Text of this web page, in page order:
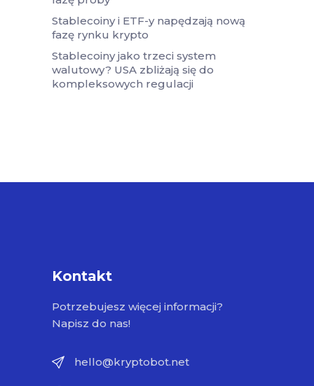
Stablecoiny i ETF-y napędzają nową
fazę rynku krypto
Stablecoiny jako trzeci system
walutowy? USA zbliżają się do
kompleksowych regulacji
Kontakt
Potrzebujesz więcej informacji?
Napisz do nas!
hello@kryptobot.net